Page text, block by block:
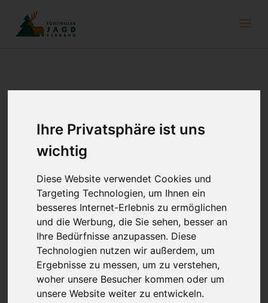
Ihre Privatsphäre ist uns
wichtig
Diese Website verwendet Cookies und
Targeting Technologien, um Ihnen ein
besseres Internet-Erlebnis zu ermöglichen
und die Werbung, die Sie sehen, besser an
Ihre Bedürfnisse anzupassen. Diese
Technologien nutzen wir außerdem, um
Ergebnisse zu messen, um zu verstehen,
woher unsere Besucher kommen oder um
unsere Website weiter zu entwickeln.
Kraft
die wichtigsten Regeln vor. Unser Land kann kraft seiner
Autonomie die Detailregelungen selbst gestalten. Der
Landesveterinärdirektor hat vor Kurzem einige Regeln
abgeändert.
Wir erklären nachfolgend die wichtigsten Bestimmungen.
Die Obergrenzen